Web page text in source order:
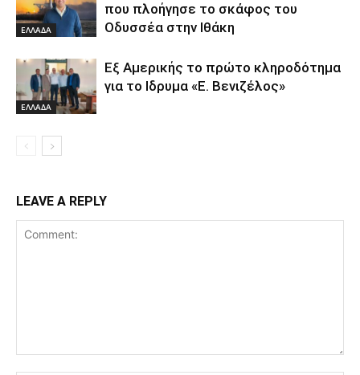
ΕΛΛΑΔΑ
που πλοήγησε το σκάφος του
Οδυσσέα στην Ιθάκη
ΕΛΛΑΔΑ
Εξ Αμερικής το πρώτο κληροδότημα
για το Ιδρυμα «Ε. Βενιζέλος»
LEAVE A REPLY